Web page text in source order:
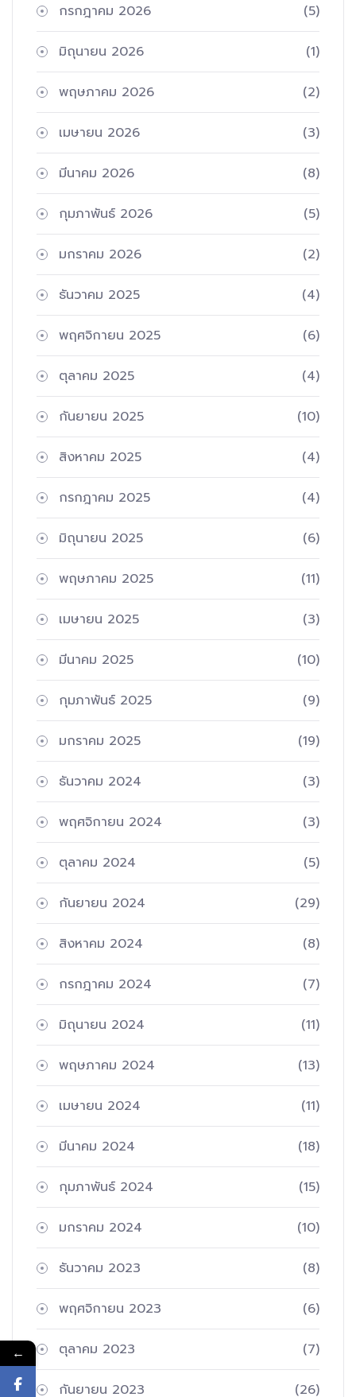
กรกฎาคม 2026 (5)
มิถุนายน 2026 (1)
พฤษภาคม 2026 (2)
เมษายน 2026 (3)
มีนาคม 2026 (8)
กุมภาพันธ์ 2026 (5)
มกราคม 2026 (2)
ธันวาคม 2025 (4)
พฤศจิกายน 2025 (6)
ตุลาคม 2025 (4)
กันยายน 2025 (10)
สิงหาคม 2025 (4)
กรกฎาคม 2025 (4)
มิถุนายน 2025 (6)
พฤษภาคม 2025 (11)
เมษายน 2025 (3)
มีนาคม 2025 (10)
กุมภาพันธ์ 2025 (9)
มกราคม 2025 (19)
ธันวาคม 2024 (3)
พฤศจิกายน 2024 (3)
ตุลาคม 2024 (5)
กันยายน 2024 (29)
สิงหาคม 2024 (8)
กรกฎาคม 2024 (7)
มิถุนายน 2024 (11)
พฤษภาคม 2024 (13)
เมษายน 2024 (11)
มีนาคม 2024 (18)
กุมภาพันธ์ 2024 (15)
มกราคม 2024 (10)
ธันวาคม 2023 (8)
พฤศจิกายน 2023 (6)
ตุลาคม 2023 (7)
กันยายน 2023 (26)
←